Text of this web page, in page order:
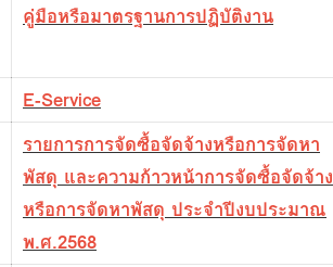
คู่มือหรือมาตรฐานการปฏิบัติงาน
E-Service
รายการการจัดซื้อจัดจ้างหรือการจัดหา
พัสดุ และความก้าวหน้าการจัดซื้อจัดจ้าง
หรือการจัดหาพัสดุ ประจำปีงบประมาณ
พ.ศ.2568